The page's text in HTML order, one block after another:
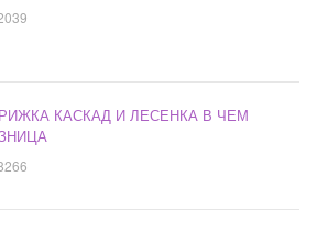
КАСКАД И ЛЕСЕНКА В ЧЕМ